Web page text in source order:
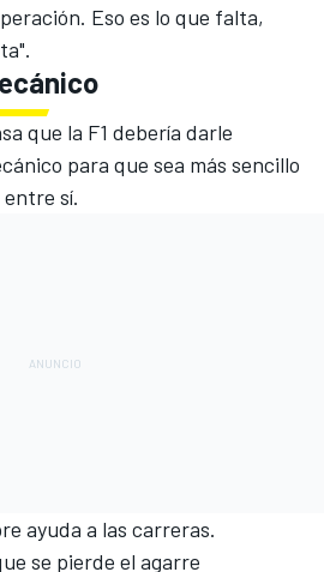
Eso es lo que falta,
que la F1 debería darle
para que sea más sencillo
sí.
ayuda a las carreras.
se pierde el agarre